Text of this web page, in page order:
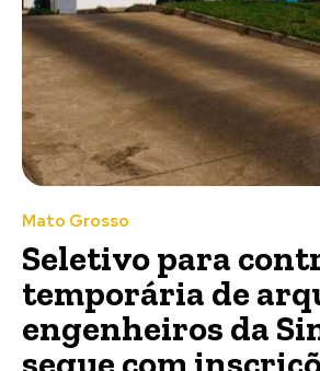
Mato Grosso
Seletivo para
temporária de
engenheiros da